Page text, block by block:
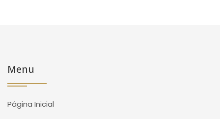
Menu
Página Inicial